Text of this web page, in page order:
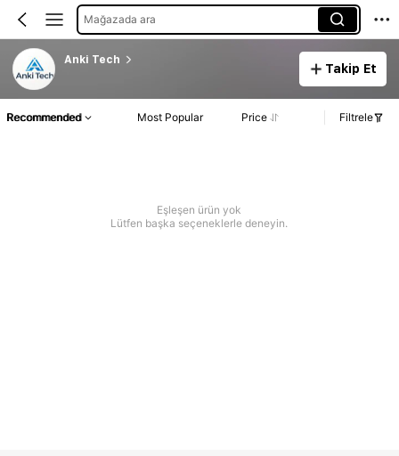
Mağazada ara
Anki Tech
Takip Et
Recommended Most Popular Price Filtrele
Eşleşen ürün yok
Lütfen başka seçeneklerle deneyin.